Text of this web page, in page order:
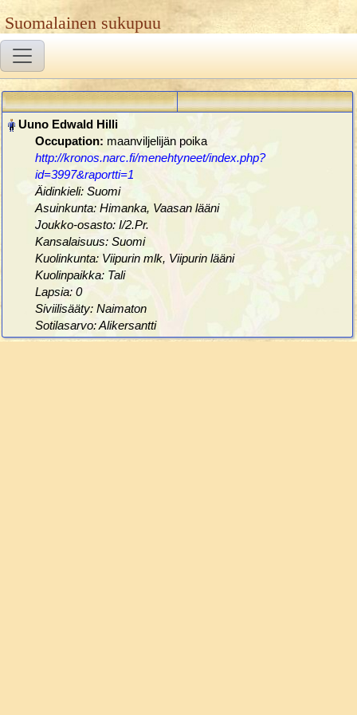
Suomalainen sukupuu
Occupation: maanviljelijän poika
http://kronos.narc.fi/menehtyneet/index.php?
id=3997&raportti=1
Äidinkieli: Suomi
Asuinkunta: Himanka, Vaasan lääni
Joukko-osasto: I/2.Pr.
Kansalaisuus: Suomi
Kuolinkunta: Viipurin mlk, Viipurin lääni
Kuolinpaikka: Tali
Lapsia: 0
Siviilisääty: Naimaton
Sotilasarvo: Alikersantti